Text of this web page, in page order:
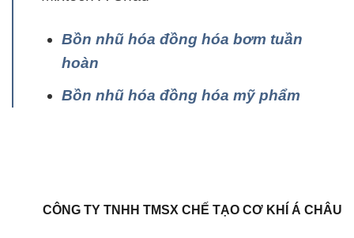
Bồn nhũ hóa đồng hóa bơm tuần
hoàn
Bồn nhũ hóa đồng hóa mỹ phẩm
CÔNG TY TNHH TMSX CHẾ TẠO CƠ KHÍ Á CHÂU